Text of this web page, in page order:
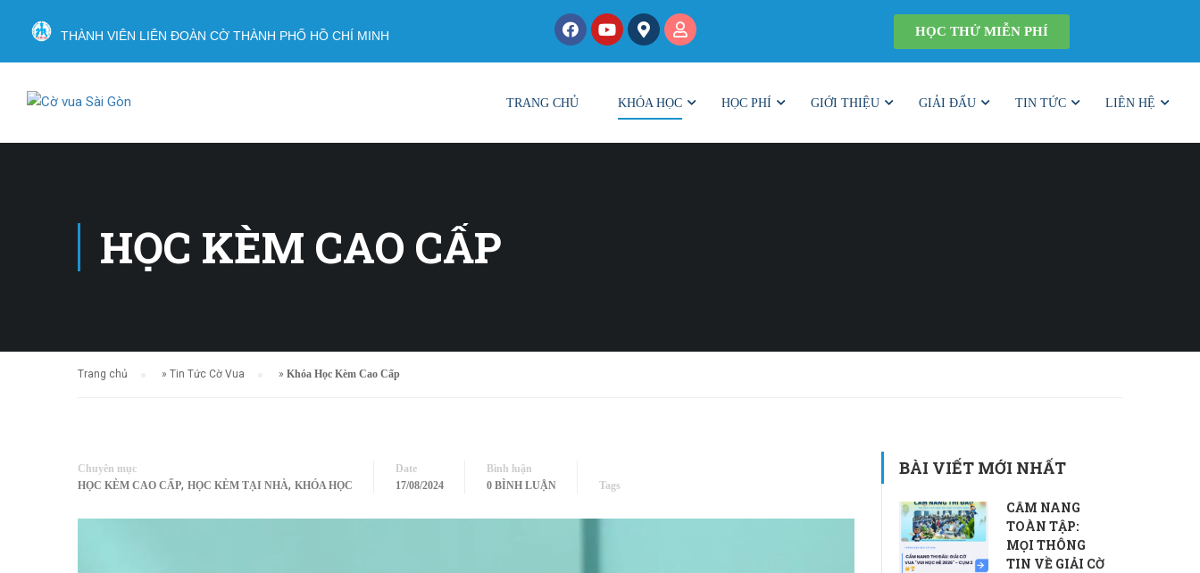
THÀNH VIÊN LIÊN ĐOÀN CỜ THÀNH PHỐ HỒ CHÍ MINH HỌC THỬ MIỄN PHÍ
TRANG CHỦ KHÓA HỌC HỌC PHÍ GIỚI THIỆU GIẢI ĐẤU TIN TỨC LIÊN HỆ
HỌC KÈM CAO CẤP
Trang chủ » Tin Tức Cờ Vua » Khóa Học Kèm Cao Cấp
Chuyên mục
HỌC KÈM CAO CẤP, HỌC KÈM TẠI NHÀ, KHÓA HỌC
Date
17/08/2024
Bình luận
0 BÌNH LUẬN
Tags
BÀI VIẾT MỚI NHẤT
CẨM NANG
TOÀN TẬP:
MỌI THÔNG
TIN VỀ GIẢI CỜ